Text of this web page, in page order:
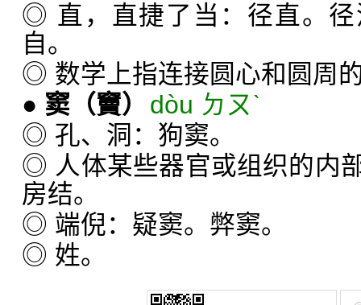
◎ 直，直捷了当：径直。
自。
◎ 数学上指连接圆心和圆周
● 窦 （竇）
dòu ㄉㄡˋ
◎ 孔、洞：狗窦。
◎ 人体某些器官或组织的内
房结。
◎ 端倪：疑窦。弊窦。
◎ 姓。